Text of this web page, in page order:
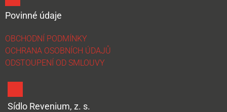
Povinné údaje
OBCHODNÍ PODMÍNKY
OCHRANA OSOBNÍCH ÚDAJŮ
ODSTOUPENÍ OD SMLOUVY
Sídlo Revenium, z. s.